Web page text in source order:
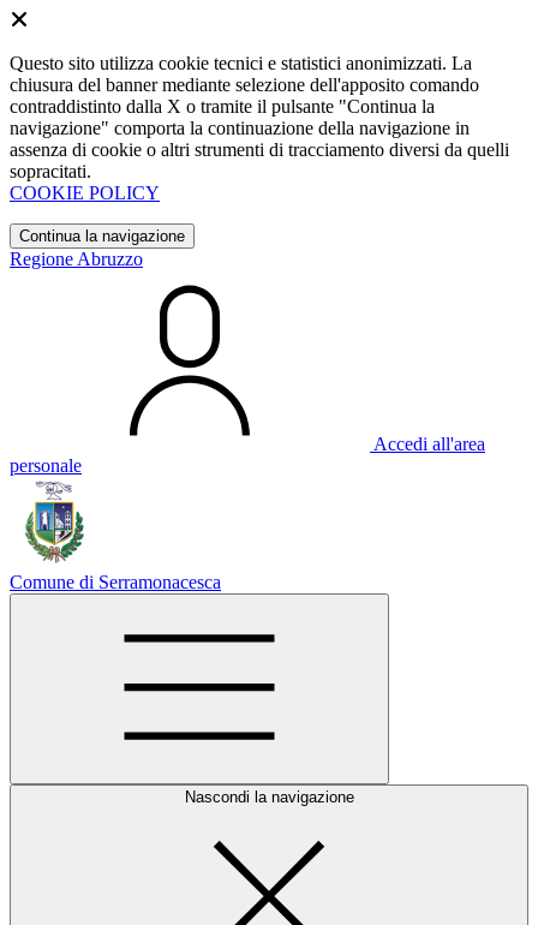
Questo sito utilizza cookie tecnici e statistici anonimizzati. La
chiusura del banner mediante selezione dell'apposito comando
contraddistinto dalla X o tramite il pulsante "Continua la
navigazione" comporta la continuazione della navigazione in
assenza di cookie o altri strumenti di tracciamento diversi da quelli
sopracitati.
COOKIE POLICY
Continua la navigazione
Regione Abruzzo
Accedi all'area
personale
Comune di Serramonacesca
Nascondi la navigazione